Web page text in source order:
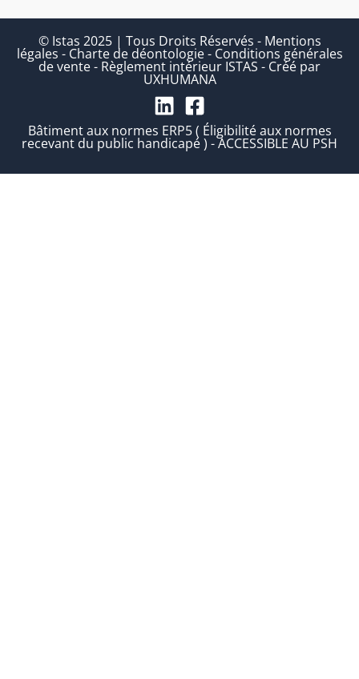
© Istas 2025 | Tous Droits Réservés - Mentions
légales - Charte de déontologie- Conditions générales
de vente- Règlement intérieur ISTAS - Créé par
UXHUMANA
Bâtiment aux normes ERP5 ( Éligibilité aux normes
recevant du public handicapé ) - ACCESSIBLE AU PSH